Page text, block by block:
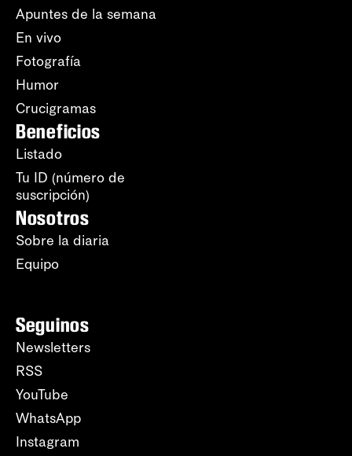
Apuntes de la semana
En vivo
Fotografía
Humor
Crucigramas
Beneficios
Listado
Tu ID (número de
suscripción)
Nosotros
Sobre la diaria
Equipo
Seguinos
Newsletters
RSS
YouTube
WhatsApp
Instagram